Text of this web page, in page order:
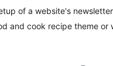
of a website's
and cook recipe theme or